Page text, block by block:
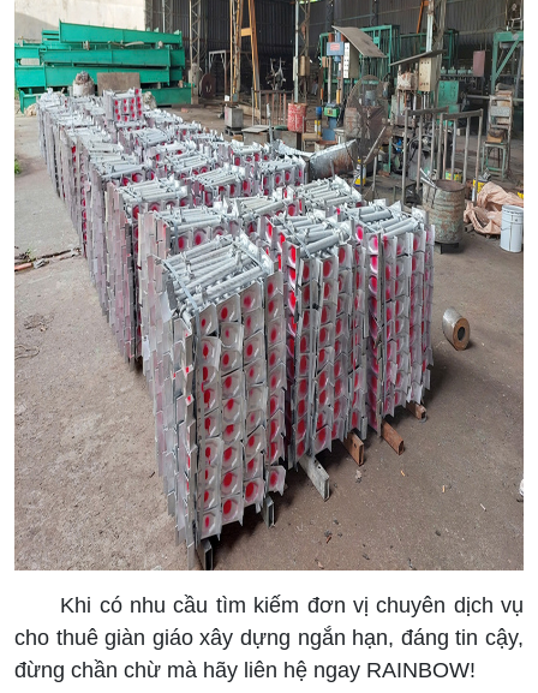
Khi có nhu cầu tìm kiếm đơn vị chuyên dịch vụ
cho thuê giàn giáo xây dựng ngắn hạn, đáng tin cậy,
đừng chần chừ mà hãy liên hệ ngay RAINBOW!